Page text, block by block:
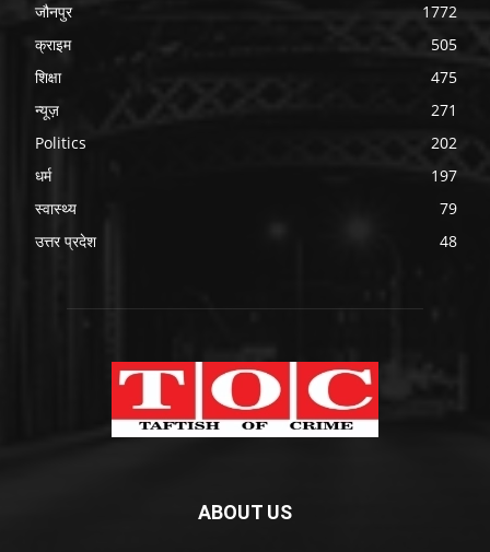
जौनपुर
1772
क्राइम
505
शिक्षा
475
न्यूज़
271
Politics
202
धर्म
197
स्वास्थ्य
79
उत्तर प्रदेश
48
ABOUT US